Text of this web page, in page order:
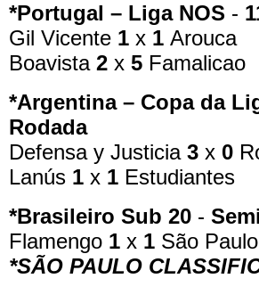
*Portugal – Liga NOS -
Gil Vicente 1 x 1 Arouca
Boavista 2 x 5 Famalicao
*Argentina – Copa da
Rodada
Defensa y Justicia 3 x 0
Lanús 1 x 1 Estudiantes
*Brasileiro Sub 20 -
Flamengo 1 x 1 São Paulo
*SÃO PAULO